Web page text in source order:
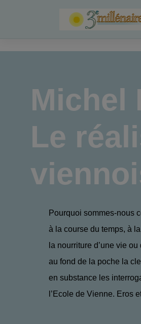
Michel
Le
Pourquoi sommes-nous
à la course du temps, à
la nourriture d’une vie
au fond de la poche la
en substance les
l’Ecole de Vienne. Eros